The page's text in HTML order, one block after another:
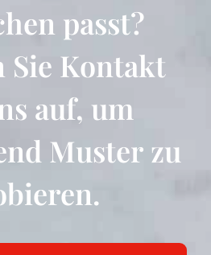
passt?
Sie Kontakt
auf, um
Muster zu